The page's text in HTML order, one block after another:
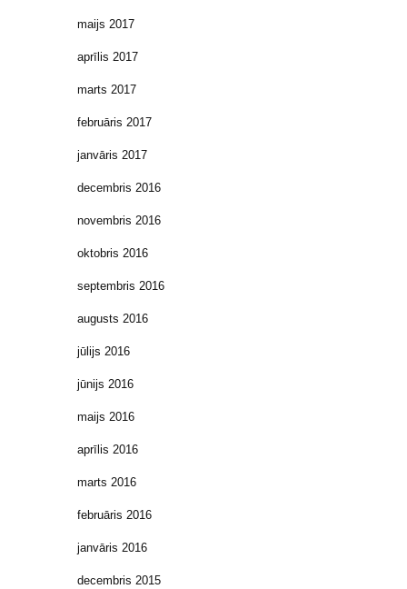
maijs 2017
aprīlis 2017
marts 2017
februāris 2017
janvāris 2017
decembris 2016
novembris 2016
oktobris 2016
septembris 2016
augusts 2016
jūlijs 2016
jūnijs 2016
maijs 2016
aprīlis 2016
marts 2016
februāris 2016
janvāris 2016
decembris 2015